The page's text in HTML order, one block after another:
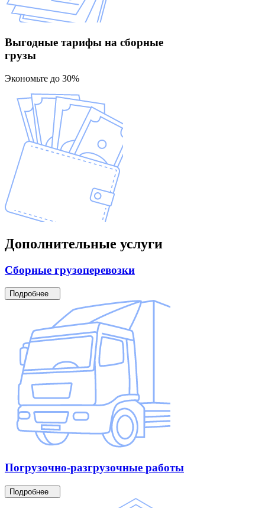
Выгодные тарифы на сборные
грузы
Экономьте до 30%
Дополнительные услуги
Сборные грузоперевозки
Подробнее
Погрузочно-разгрузочные работы
Подробнее